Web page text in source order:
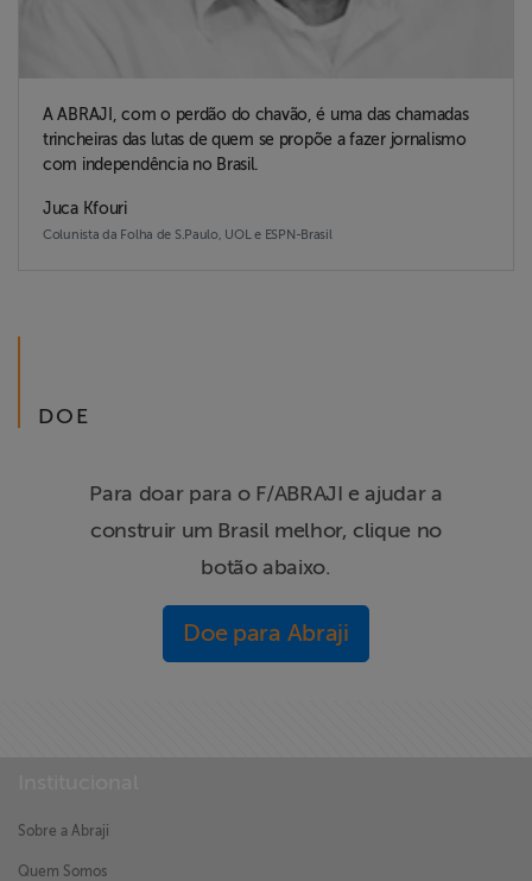
A ABRAJI, com o perdão do chavão, é uma das chamadas
trincheiras das lutas de quem se propõe a fazer jornalismo
com independência no Brasil.
Juca Kfouri
Colunista da Folha de S.Paulo, UOL e ESPN-Brasil
DOE
Para doar para o F/ABRAJI e ajudar a
construir um Brasil melhor, clique no
botão abaixo.
Doe para Abraji
Sobre a Abraji
Quem Somos